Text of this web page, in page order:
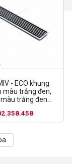
- ECO khung
màu trắng đen,
trắng đen